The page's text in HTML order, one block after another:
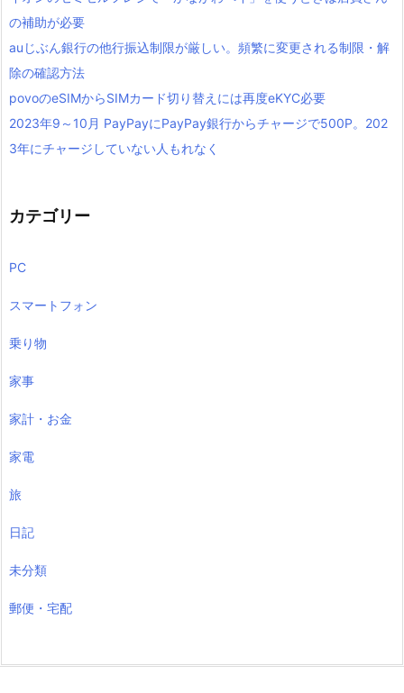
の補助が必要
auじぶん銀行の他行振込制限が厳しい。頻繁に変更される制限・解
除の確認方法
povoのeSIMからSIMカード切り替えには再度eKYC必要
2023年9～10月 PayPayにPayPay銀行からチャージで500P。202
3年にチャージしていない人もれなく
カテゴリー
PC
スマートフォン
乗り物
家事
家計・お金
家電
旅
日記
未分類
郵便・宅配